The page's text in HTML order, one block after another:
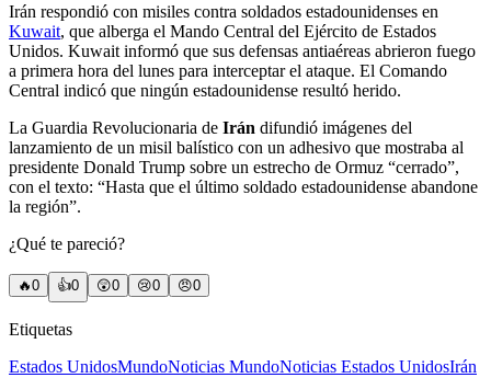
Irán respondió con misiles contra soldados estadounidenses en
Kuwait, que alberga el Mando Central del Ejército de Estados
Unidos. Kuwait informó que sus defensas antiaéreas abrieron fuego
a primera hora del lunes para interceptar el ataque. El Comando
Central indicó que ningún estadounidense resultó herido.
La Guardia Revolucionaria de Irán difundió imágenes del
lanzamiento de un misil balístico con un adhesivo que mostraba al
presidente Donald Trump sobre un estrecho de Ormuz “cerrado”,
con el texto: “Hasta que el último soldado estadounidense abandone
la región”.
¿Qué te pareció?
🔥0 👍0 😲0 😢0 😠0
Etiquetas
Estados UnidosMundoNoticias MundoNoticias Estados UnidosIrán